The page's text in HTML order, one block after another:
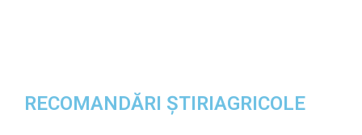
RECOMANDĂRI ȘTIRIAGRICOLE